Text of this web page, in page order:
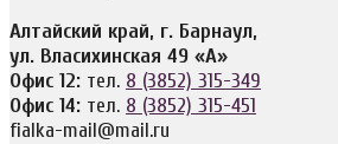
Алтайский край, г. Барнаул,
ул. Власихинская 49 «А»
Офис 12: тел. 8 (3852) 315-349
Офис 14: тел. 8 (3852) 315-451
fialka-mail@mail.ru